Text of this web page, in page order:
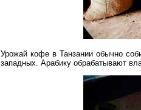
Урожай кофе в Танзании обычно
западных. Арабику обрабатывают